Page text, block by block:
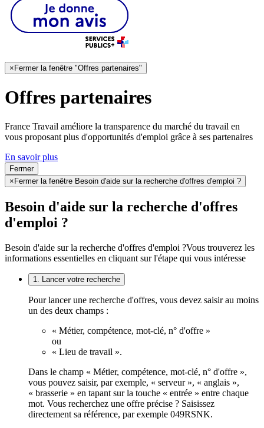
× Fermer la fenêtre "Offres partenaires"
Offres partenaires
France Travail améliore la transparence du marché du travail en
vous proposant plus d'opportunités d'emploi grâce à ses partenaires
En savoir plus
Fermer
×Fermer la fenêtre Besoin d'aide sur la recherche d'offres d'emploi ?
Besoin d'aide sur la recherche d'offres
d'emploi ?
Besoin d'aide sur la recherche d'offres d'emploi ?Vous trouverez les
informations essentielles en cliquant sur l'étape qui vous intéresse
1. Lancer votre recherche
Pour lancer une recherche d'offres, vous devez saisir au moins
un des deux champs :
« Métier, compétence, mot-clé, n° d'offre »
ou
« Lieu de travail ».
Dans le champ « Métier, compétence, mot-clé, n° d'offre »,
vous pouvez saisir, par exemple, « serveur », « anglais »,
« brasserie » en tapant sur la touche « entrée » entre chaque
mot. Vous recherchez une offre précise ? Saisissez
directement sa référence, par exemple 049RSNK.